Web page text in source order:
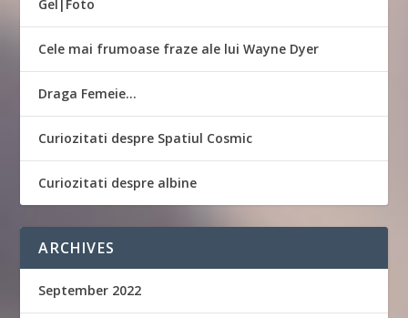
Gel|Foto
Cele mai frumoase fraze ale lui Wayne Dyer
Draga Femeie…
Curiozitati despre Spatiul Cosmic
Curiozitati despre albine
ARCHIVES
September 2022